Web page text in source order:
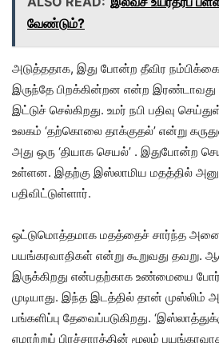
வேண்டும்?
அடுத்ததாக, இது போன்ற தீவிர
இருந்தே பிறக்கின்றன என்ற
இட்டுச் செல்கிறது. உமர் நபி பதிவு
உலகம் ‘தற்கொலை தாக்குதல்’ என்று
அது ஒரு ‘தியாக செயல்’ . இதுபோன்ற
உள்ளன. இதற்கு இஸ்லாமிய மதத்தில்
பதிவிட்டுள்ளார்.
ஒட்டுமொத்தமாக மதத்தைச் சார்ந்த
பயங்கரவாதிகள் என்று கூறுவது தவறு.
இருக்கிறது என்பதற்காக உண்மையை
முடியாது. இந்த இடத்தில் தான் முஸ்லிம்
பங்களிப்பு தேவைப்படுகிறது.
ஏமாற்றுப் பிரச்சாரத்தின் மூலம்